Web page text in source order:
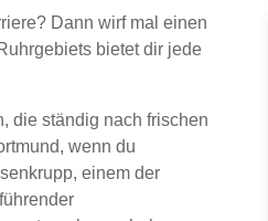
Dann wirf mal einen
bietet dir jede
die ständig nach frischen
wenn du
einem der